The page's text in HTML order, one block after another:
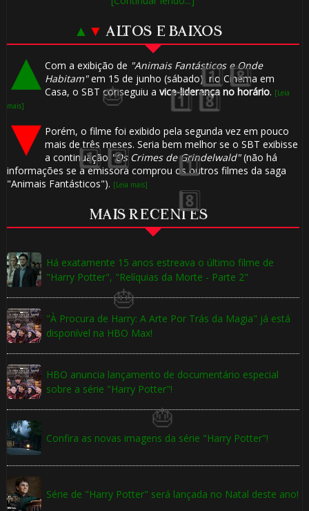
▲ ▼ ALTOS E BAIXOS
Com a exibição de "Animais Fantásticos e Onde
Habitam"em 15 de junho (sábado), no Cinema em
Casa, o SBT conseguiu a vice-liderança no horário. [Leia
mais]
Porém, o filme foi exibido pela segunda vez em pouco
mais de três meses. Seria bem melhor se o SBT exibisse
a continuação "Os Crimes de Grindelwald"(não há
informações se a emissora comprou os outros filmes da saga
"Animais Fantásticos"). [Leia mais]
MAIS RECENTES
Há exatamente 15 anos estreava o último filme de
"Harry Potter", "Relíquias da Morte - Parte 2"
"À Procura de Harry: A Arte Por Trás da Magia" já está
disponível na HBO Max!
HBO anuncia lançamento de documentário especial
sobre a série "Harry Potter"!
Confira as novas imagens da série "Harry Potter"!
Série de "Harry Potter" será lançada no Natal deste ano!
🎈
1️⃣ 8️⃣
🎂
⚡ 🎂